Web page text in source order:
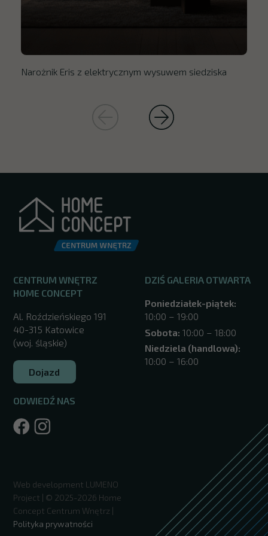
Narożnik Eris z elektrycznym wysuwem siedziska
CENTRUM WNĘTRZ
HOME CONCEPT
Al. Roździeńskiego 191
40-315 Katowice
(woj. śląskie)
Dojazd
ODWIEDŹ NAS
DZIŚ GALERIA OTWARTA
Poniedziałek-piątek:
10:00 – 19:00
Sobota: 10:00 – 18:00
Niedziela (handlowa):
10:00 – 16:00
Web development LUMENO
Project | © 2025-2026 Home
Concept Centrum Wnętrz |
Polityka prywatności